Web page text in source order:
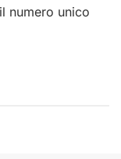
numero unico